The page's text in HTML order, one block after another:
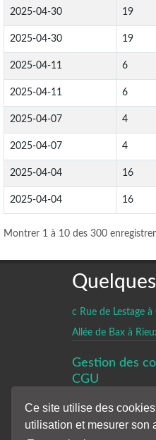
Ce site utilise des
utilisation et mesurer son
2025-04-30 19
2025-04-30 19
2025-04-11 6
2025-04-11 6
2025-04-07 4
2025-04-07 4
2025-04-04 16
2025-04-04 16
Montrer 1 à 10 des 300
c Rue de Lestage à
Allée de Bax à
Gestion des
CGU